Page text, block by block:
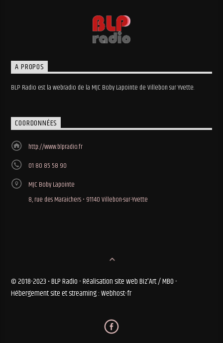
A PROPOS
BLP Radio est la webradio de la MJC Boby Lapointe de Villebon sur Yvette.
COORDONNÉES
http://www.blpradio.fr
01 80 85 58 90
MJC Boby Lapointe
8, rue des Maraichers • 91140 Villebon-sur-Yvette
© 2018-2023 • BLP Radio - Réalisation site web Biz'Art / MBO -
Hébergement site et streaming : Webhost-fr